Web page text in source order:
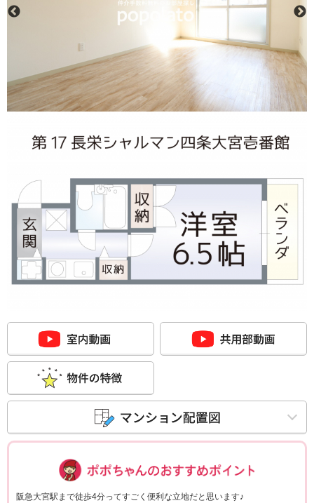
阪急大宮駅まで徒歩4分ってすごく便利な立地だと思います♪